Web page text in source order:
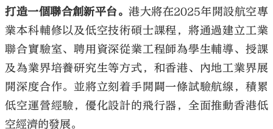
打造一個聯合創新平台。港大將在2025年開設航空專
業本科輔修以及低空技術碩士課程，將通過建立工業
聯合實驗室、聘用資深從業工程師為學生輔導、授課
及為業界培養研究生等方式，和香港、內地工業界展
開深度合作。並將立刻着手開闢一條試驗航線，積累
低空運營經驗，優化設計的飛行器，全面推動香港低
空經濟的發展。